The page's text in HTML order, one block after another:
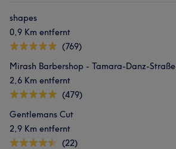
shapes
0,9 Km entfernt
(769)
Mirash Barbershop - Tamara-Danz-Straße
2,6 Km entfernt
(479)
Gentlemans Cut
2,9 Km entfernt
(22)